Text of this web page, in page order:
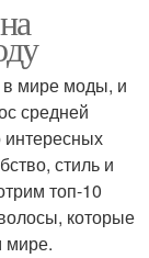
в мире моды, и
средней
стиль и
топ-10
которые
мире.